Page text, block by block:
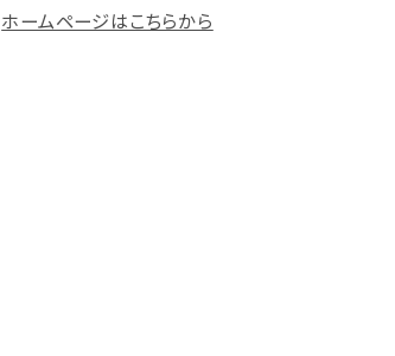
ホームページはこちらから